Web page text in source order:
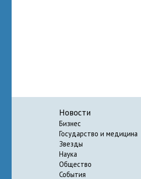
Новости
Бизнес
Государство и медицина
Звезды
Наука
Общество
События